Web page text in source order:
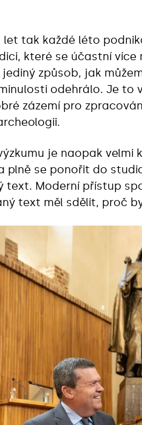
tak každé léto
které se účastní
způsob, jak
odehrálo. Je to
zázemí pro
je naopak velmi
plně se ponořit do
text. Moderní přístup
text měl sdělit, proč